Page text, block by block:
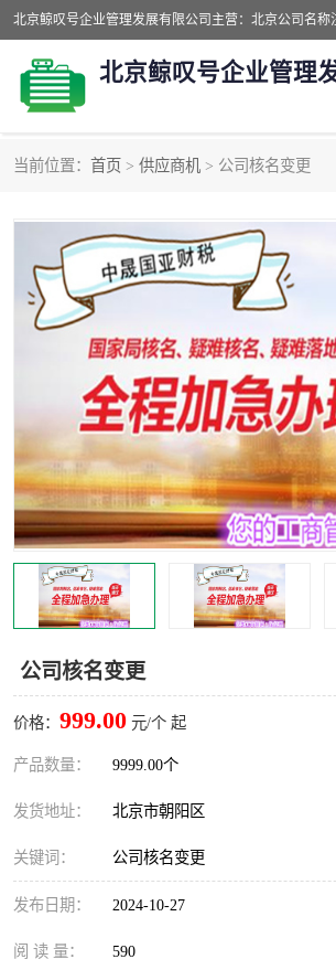
当前位置： 首页 > 供应商机 > 公司核名变更
公司核名变更
价格： 999.00 元/个 起
产品数量： 9999.00个
发货地址： 北京市朝阳区
关键词： 公司核名变更
发布日期： 2024-10-27
阅 读 量： 590
公司注册
核名注册 公司转让